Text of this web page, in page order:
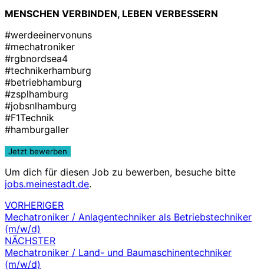
MENSCHEN VERBINDEN, LEBEN VERBESSERN
#werdeeinervonuns
#mechatroniker
#rgbnordsea4
#technikerhamburg
#betriebhamburg
#zsplhamburg
#jobsnlhamburg
#F1Technik
#hamburgaller
Um dich für diesen Job zu bewerben, besuche bitte
jobs.meinestadt.de.
Beitragsnavigation
VORHERIGER
Mechatroniker / Anlagentechniker als Betriebstechniker
(m/w/d)
NÄCHSTER
Mechatroniker / Land- und Baumaschinentechniker
(m/w/d)